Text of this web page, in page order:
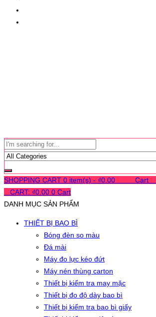
SHOPPING CART 0 item(s) - ₫0.00 Cart
CART: ₫0.00 0 Cart
DANH MỤC SẢN PHẨM
THIẾT BỊ BAO BÌ
Bóng đèn so màu
Đá mài
Máy đo lực kéo đứt
Máy nén thùng carton
Thiết bị kiểm tra may mặc
Thiết bị đo độ dày bao bì
Thiết bị kiểm tra bao bì giấy